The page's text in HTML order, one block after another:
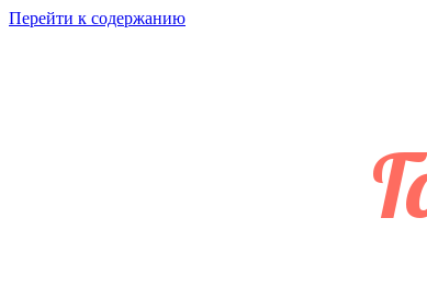
Перейти к содержанию